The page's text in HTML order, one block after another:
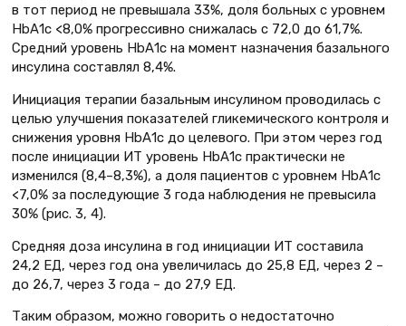
в тот период не превышала 33%, доля больных с уровнем
НbА1с <8,0% прогрессивно снижалась с 72,0 до 61,7%.
Средний уровень НbА1с на момент назначения базального
инсулина составлял 8,4%.
Инициация терапии базальным инсулином проводилась с
целью улучшения показателей гликемического контроля и
снижения уровня НbА1с до целевого. При этом через год
после инициации ИТ уровень НbА1с практически не
изменился (8,4–8,3%), а доля пациентов с уровнем НbА1с
<7,0% за последующие 3 года наблюдения не превысила
30% (рис. 3, 4).
Средняя доза инсулина в год инициации ИТ составила
24,2 ЕД, через год она увеличилась до 25,8 ЕД, через 2 –
до 26,7, через 3 года – до 27,9 ЕД.
Таким образом, можно говорить о недостаточно